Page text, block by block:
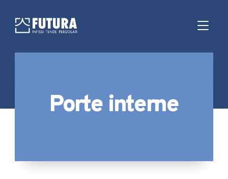
Porte interne